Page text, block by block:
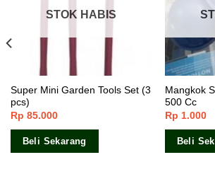
STOK HABIS
Super Mini Garden Tools Set (3
pcs)
Rp 85.000
Beli Sekarang
Mangkok
500 Cc
Rp 1.000
Beli